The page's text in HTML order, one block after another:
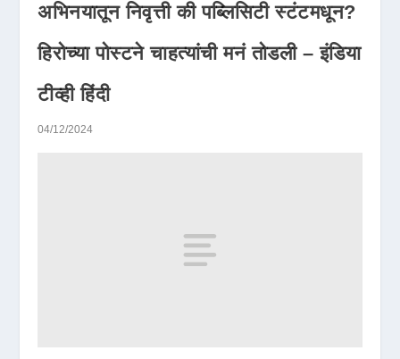
अभिनयातून निवृत्ती की पब्लिसिटी स्टंटमधून?
हिरोच्या पोस्टने चाहत्यांची मनं तोडली – इंडिया
टीव्ही हिंदी
04/12/2024